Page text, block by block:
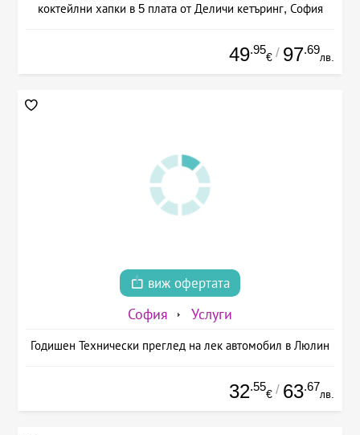
коктейлни хапки в 5 плата от Деличи кетъринг, София
49.95
€ / 97.69
лв.
виж офертата
София Услуги
Годишен Технически преглед на лек автомобил в Люлин
32.55
€ / 63.67
лв.